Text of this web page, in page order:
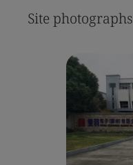
Site photographs